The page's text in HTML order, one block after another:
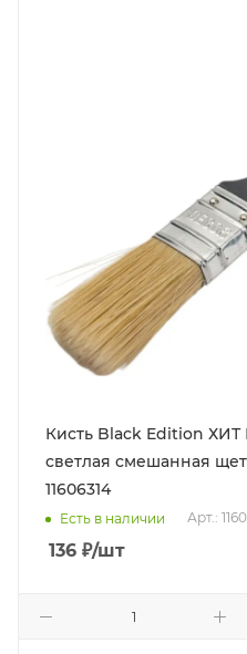
Кисть Black Edition
светлая смешанная
11606314
Есть в наличии Арт.:
136 ₽/шт